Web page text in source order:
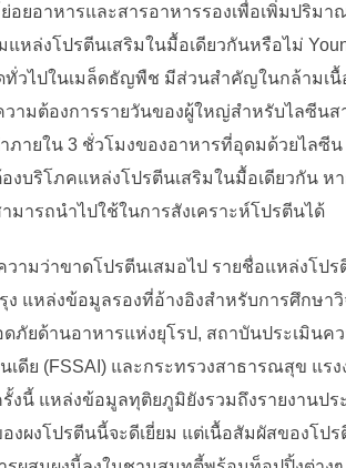
ยอาหารและสารอาหารรองเพื่อเพิ่มปริม
หล่งโปรตีนเสริมในมื้อเดียวกันหรือไม่
ทั่วไปในเมล็ดธัญพืช มีส่วนสำคัญในกล้ามเ
ามต้องการรายวันของผู้ใหญ่สำหรับไลซีนส
ยใน 3 ชั่วโมงของอาหารที่อุดมด้วยไลซีน
งบริโภคแหล่งโปรตีนเสริมในมื้อเดียวกัน
ารถนำไปใช้ในการสังเคราะห์โปรตีนได้
ามว่าขาดโปรตีนเสมอไป รายชื่อแหล่งโป
แหล่งข้อมูลรองที่อ้างอิงสำหรับการศึกษา
ยด้านอาหารแห่งยุโรป, สถาบันประเมินค
ดีย (FSSAI) และกระทรวงสาธารณสุข แร
งนี้ แหล่งข้อมูลทุติยภูมิยังรวมถึงรายงานป
ผงโปรตีนนี้จะดีเยี่ยม แต่เนื้อสัมผัสของโป